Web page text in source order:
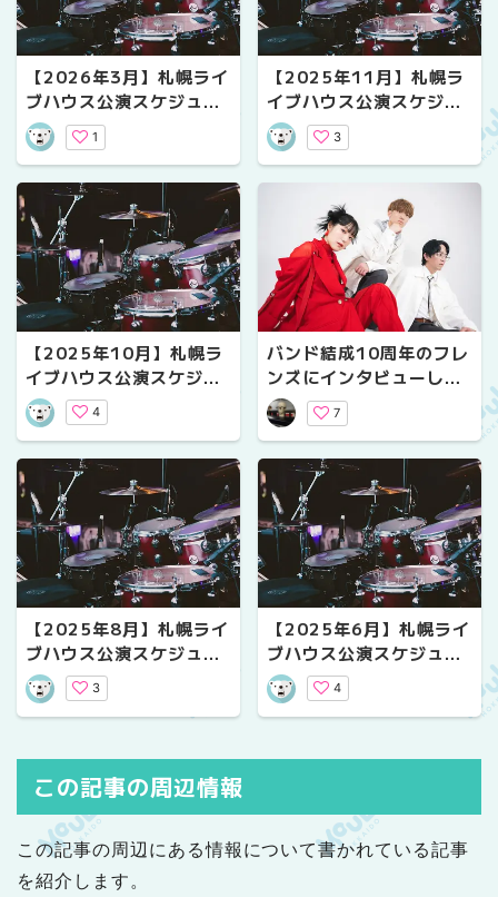
【2026年3月】札幌ライ
ブハウス公演スケジュー
ル｜気になるライブ情報
1
【2025年11月】札幌ラ
イブハウス公演スケジュ
ール｜気になるライブ情
報
3
【2025年10月】札幌ラ
イブハウス公演スケジュ
ール｜気になるライブ情
報
4
バンド結成10周年のフレ
ンズにインタビューして
みた！【プレゼントあ
り！】
7
【2025年8月】札幌ライ
ブハウス公演スケジュー
ル｜気になるライブ情報
3
【2025年6月】札幌ライ
ブハウス公演スケジュー
ル｜気になるライブ情報
4
この記事の周辺情報
この記事の周辺にある情報について書かれている記事
を紹介します。